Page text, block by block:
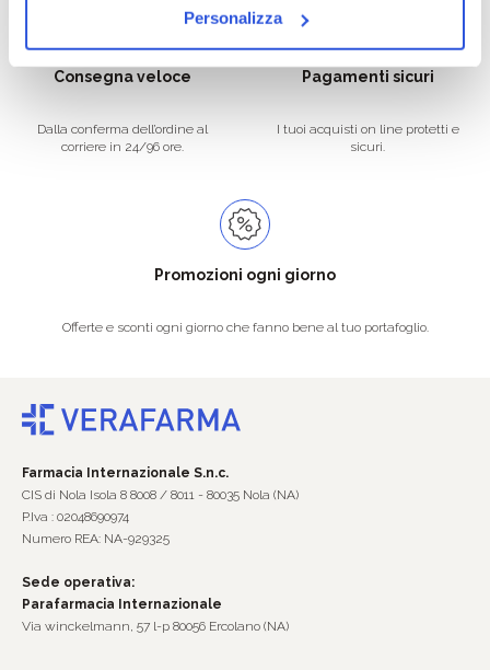
Personalizza
Consegna veloce
Dalla conferma dell’ordine al
corriere in 24/96 ore.
Pagamenti sicuri
I tuoi acquisti on line protetti e
sicuri.
Promozioni ogni giorno
Offerte e sconti ogni giorno che fanno bene al tuo portafoglio.
Farmacia Internazionale S.n.c.
CIS di Nola Isola 8 8008 / 8011 - 80035 Nola (NA)
P.Iva : 02048690974
Numero REA: NA-929325
Sede operativa:
Parafarmacia Internazionale
Via winckelmann, 57 l-p 80056 Ercolano (NA)